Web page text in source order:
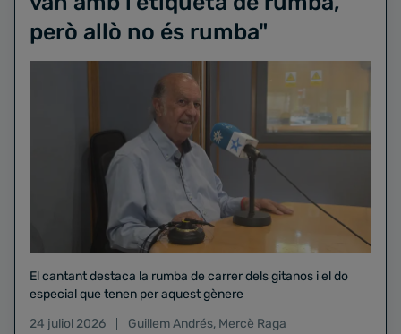
però allò no és rumba"
El cantant destaca la rumba de carrer dels gitanos i el do
especial que tenen per aquest gènere
24 juliol 2026
Guillem Andrés, Mercè Raga